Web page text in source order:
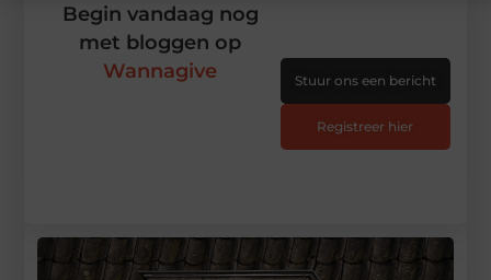
Begin vandaag nog
met bloggen op
Wannagive
Stuur ons een bericht
Registreer hier